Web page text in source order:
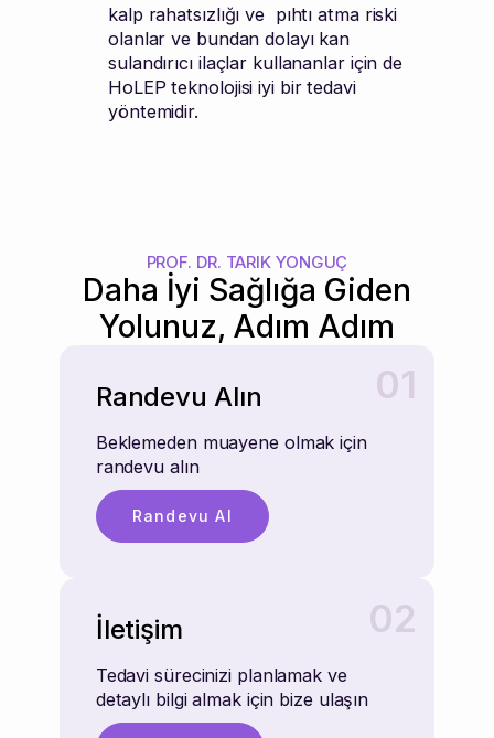
kalp rahatsızlığı ve pıhtı atma riski
olanlar ve bundan dolayı kan
sulandırıcı ilaçlar kullananlar için de
HoLEP teknolojisi iyi bir tedavi
yöntemidir.
PROF. DR. TARIK YONGUÇ
Daha İyi Sağlığa Giden
Yolunuz, Adım Adım
01
Randevu Alın
Beklemeden muayene olmak için
randevu alın
Randevu Al
02
İletişim
Tedavi sürecinizi planlamak ve
detaylı bilgi almak için bize ulaşın